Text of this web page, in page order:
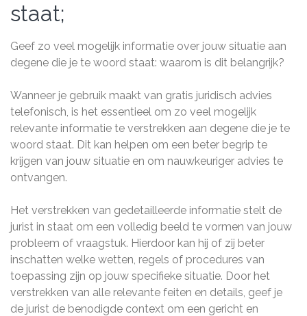
staat;
Geef zo veel mogelijk informatie over jouw situatie aan
degene die je te woord staat: waarom is dit belangrijk?
Wanneer je gebruik maakt van gratis juridisch advies
telefonisch, is het essentieel om zo veel mogelijk
relevante informatie te verstrekken aan degene die je te
woord staat. Dit kan helpen om een beter begrip te
krijgen van jouw situatie en om nauwkeuriger advies te
ontvangen.
Het verstrekken van gedetailleerde informatie stelt de
jurist in staat om een volledig beeld te vormen van jouw
probleem of vraagstuk. Hierdoor kan hij of zij beter
inschatten welke wetten, regels of procedures van
toepassing zijn op jouw specifieke situatie. Door het
verstrekken van alle relevante feiten en details, geef je
de jurist de benodigde context om een gericht en